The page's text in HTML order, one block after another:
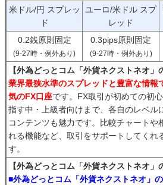
米ドル/円 スプレッ
ド
ユーロ/米ドル スプ
レッド
0.2銭原則固定
(9-27時・例外あり)
0.3pips原則固定
(9-27時・例外あり)
【外為どっとコム「外貨ネクストネオ」
業界最狭水準のスプレッドと豊富な情報
気のFX口座です。FX取引が初めての初
指す中・上級者向けまで、各自のレベル
コンテンツも魅力です。比較チャートや
れる機能など、取引をサポートしてくれ
す。
【外為どっとコム「外貨ネクストネオ」
■外為どっとコム「外貨ネクストネオ」